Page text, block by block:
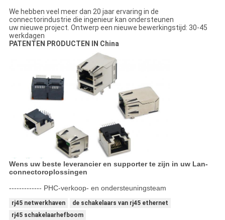
We hebben veel meer dan 20 jaar ervaring in de
connectorindustrie die ingenieur kan ondersteunen
uw nieuwe project. Ontwerp een nieuwe bewerkingstijd: 30-45
werkdagen
PATENTEN PRODUCTEN IN China
Wens uw beste leverancier en supporter te zijn in uw Lan-
connectoroplossingen
------------- PHC-verkoop- en ondersteuningsteam
rj45 netwerkhaven
de schakelaars van rj45 ethernet
rj45 schakelaarhefboom